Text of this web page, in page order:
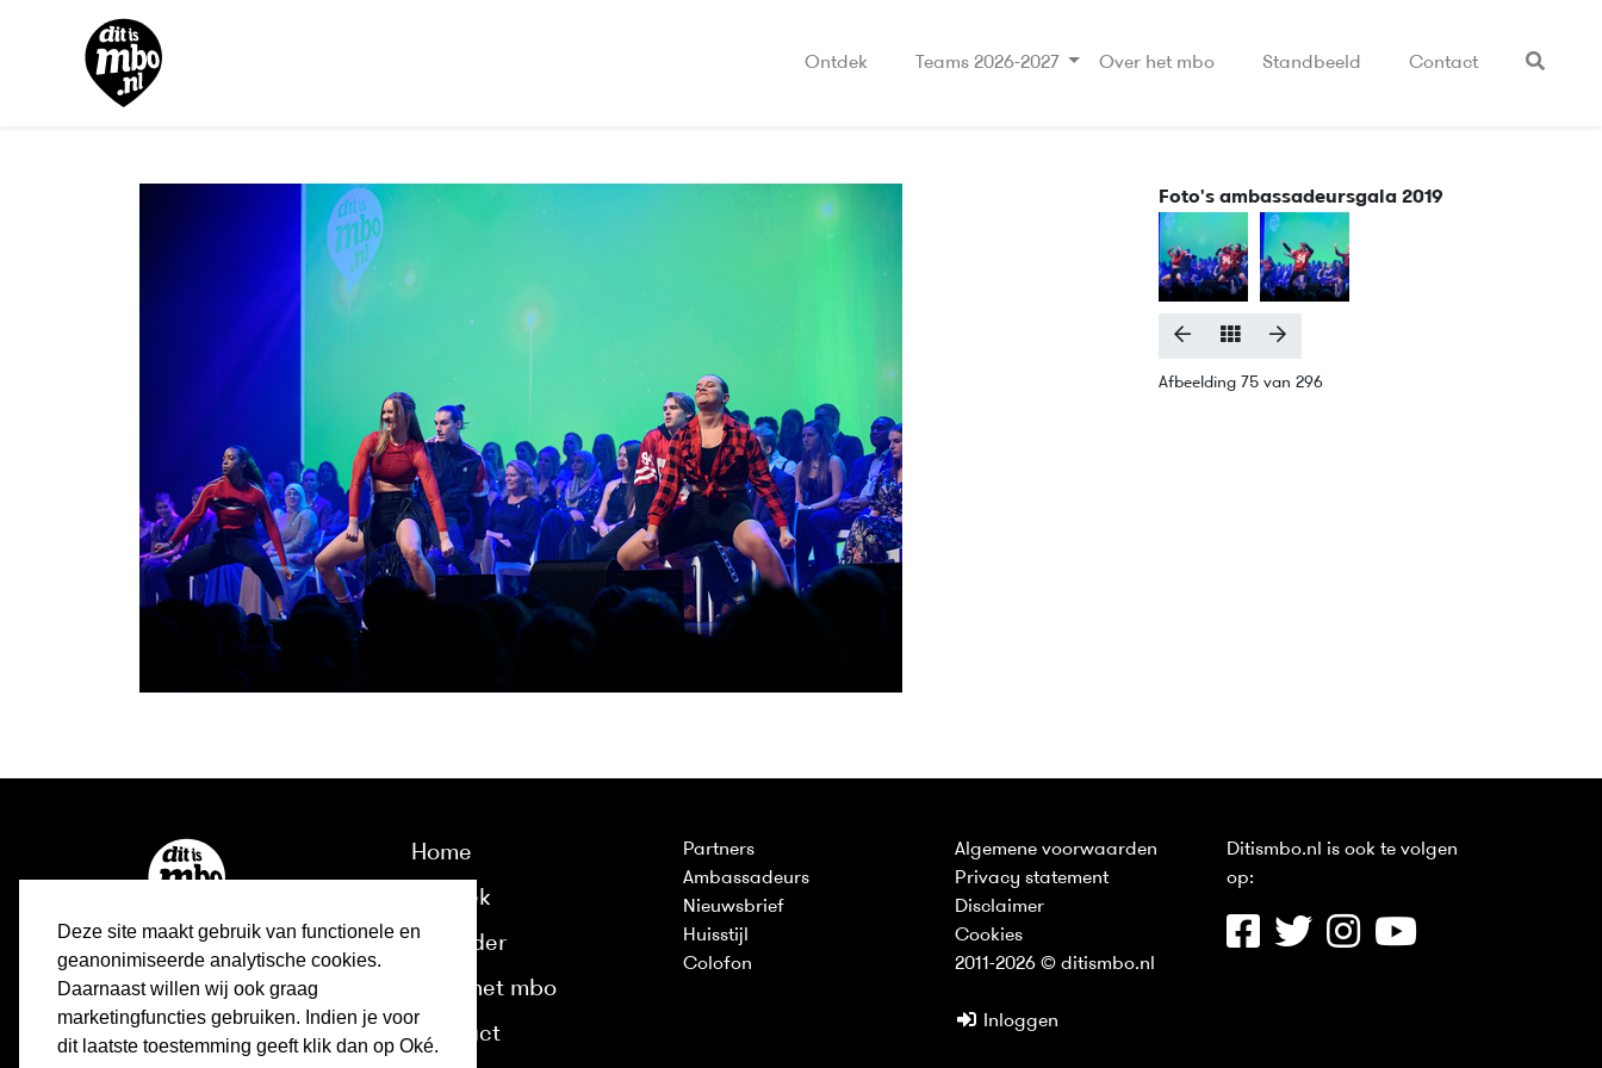
Deze site maakt gebruik van functionele en
geanonimiseerde analytische cookies.
Daarnaast willen wij ook graag
marketingfuncties gebruiken. Indien je voor
dit laatste toestemming geeft klik dan op Oké.
Ontdek Teams 2026-2027 Over het mbo Standbeeld Contact
Foto's ambassadeursgala 2019
Afbeelding 75 van 296
Home
Ontdek
Kalender
Over het mbo
Contact
Partners
Ambassadeurs
Nieuwsbrief
Huisstijl
Colofon
Algemene voorwaarden
Privacy statement
Disclaimer
Cookies
2011-2026 © ditismbo.nl
Inloggen
Ditismbo.nl is ook te volgen
op: